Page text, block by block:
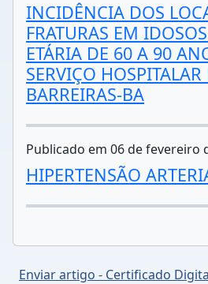
INCIDÊNCIA DOS
FRATURAS EM
ETÁRIA DE 60 A 90
SERVIÇO
BARREIRAS-BA
Publicado em 06 de fevereiro
HIPERTENSÃO
Enviar artigo - Certificado